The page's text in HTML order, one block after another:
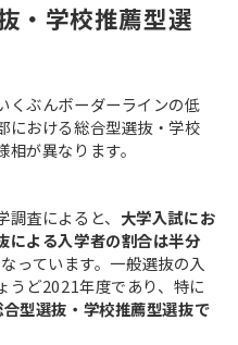
・学校推薦型選
くぶんボーダーラインの低
における総合型選抜・学校
が異なります。
査によると、 大学入試にお
による入学者の割合は半分
なっています。一般選抜の入
うど2021年度であり、特に
型選抜・学校推薦型選抜で